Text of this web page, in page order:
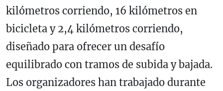
kilómetros corriendo, 16 kilómetros en
bicicleta y 2,4 kilómetros corriendo,
diseñado para ofrecer un desafío
equilibrado con tramos de subida y bajada.
Los organizadores han trabajado durante